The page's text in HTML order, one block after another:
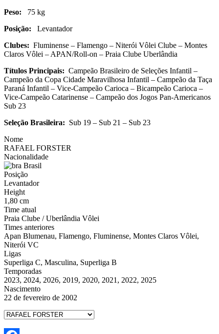
Peso: 75 kg
Posição: Levantador
Clubes: Fluminense – Flamengo – Niterói Vôlei Clube – Montes
Claros Vôlei – APAN/Roll-on – Praia Clube Uberlândia
Títulos Principais: Campeão Brasileiro de Seleções Infantil –
Campeão da Copa Cidade Maravilhosa Infantil – Campeão da Taça
Paraná Infantil – Vice-Campeão Carioca – Bicampeão Carioca –
Vice-Campeão Catarinense – Campeão dos Jogos Pan-Americanos
Sub 23
Seleção Brasileira: Sub 19 – Sub 21 – Sub 23
Nome
RAFAEL FORSTER
Nacionalidade
Brasil
Posição
Levantador
Height
1,80 cm
Time atual
Praia Clube / Uberlândia Vôlei
Times anteriores
Apan Blumenau, Flamengo, Fluminense, Montes Claros Vôlei,
Niterói VC
Ligas
Superliga C, Masculina, Superliga B
Temporadas
2023, 2024, 2026, 2019, 2020, 2021, 2022, 2025
Nascimento
22 de fevereiro de 2002